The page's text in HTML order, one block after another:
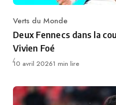
Category
Verts du Monde
Deux Fennecs dans la
Vivien Foé
Publié
10 avril 20261 min lire